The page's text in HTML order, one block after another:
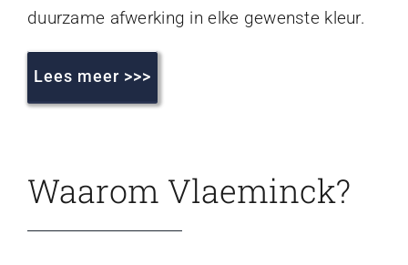
duurzame afwerking in elke gewenste kleur.
Lees meer >>>
Waarom Vlaeminck?